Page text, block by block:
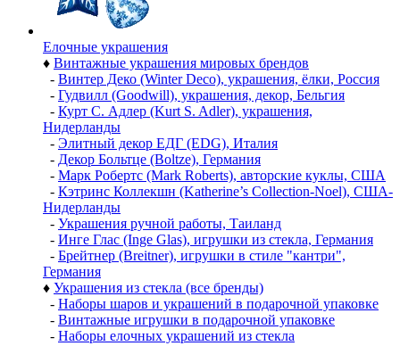
Елочные украшения
♦ Винтажные украшения мировых брендов
- Винтер Деко (Winter Deco), украшения, ёлки, Россия
- Гудвилл (Goodwill), украшения, декор, Бельгия
- Курт С. Адлер (Kurt S. Adler), украшения,
Нидерланды
- Элитный декор ЕДГ (EDG), Италия
- Декор Больтце (Boltze), Германия
- Марк Робертс (Mark Roberts), авторские куклы, США
- Кэтринс Коллекшн (Katherine’s Collection-Noel), США-
Нидерланды
- Украшения ручной работы, Таиланд
- Инге Глас (Inge Glas), игрушки из стекла, Германия
- Брейтнер (Breitner), игрушки в стиле "кантри",
Германия
♦ Украшения из стекла (все бренды)
- Наборы шаров и украшений в подарочной упаковке
- Винтажные игрушки в подарочной упаковке
- Наборы елочных украшений из стекла